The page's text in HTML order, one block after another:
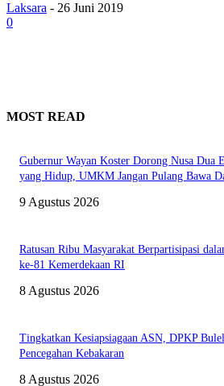
Laksara - 26 Juni 2019
0
MOST READ
Gubernur Wayan Koster Dorong Nusa Dua
yang Hidup, UMKM Jangan Pulang Bawa
9 Agustus 2026
Ratusan Ribu Masyarakat Berpartisipasi
ke-81 Kemerdekaan RI
8 Agustus 2026
Tingkatkan Kesiapsiagaan ASN, DPKP
Pencegahan Kebakaran
8 Agustus 2026